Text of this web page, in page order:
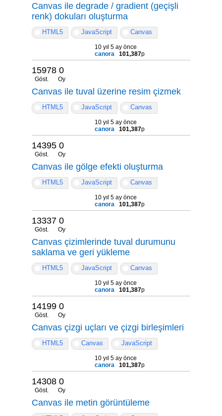
Canvas ile degrade / gradient (geçişli
renk) dokuları oluşturma
HTML5 JavaScript Canvas
10 yıl 5 ay önce
canora
101,387p
15978
Göst.
0
Oy
Canvas ile tuval üzerine resim çizmek
HTML5 JavaScript Canvas
10 yıl 5 ay önce
canora
101,387p
14395
Göst.
0
Oy
Canvas ile gölge efekti oluşturma
HTML5 JavaScript Canvas
10 yıl 5 ay önce
canora
101,387p
13337
Göst.
0
Oy
Canvas çizimlerinde tuval durumunu
saklama ve geri yükleme
HTML5 JavaScript Canvas
10 yıl 5 ay önce
canora
101,387p
14199
Göst.
0
Oy
Canvas çizgi uçları ve çizgi birleşimleri
HTML5 Canvas JavaScript
10 yıl 5 ay önce
canora
101,387p
14308
Göst.
0
Oy
Canvas ile metin görüntüleme